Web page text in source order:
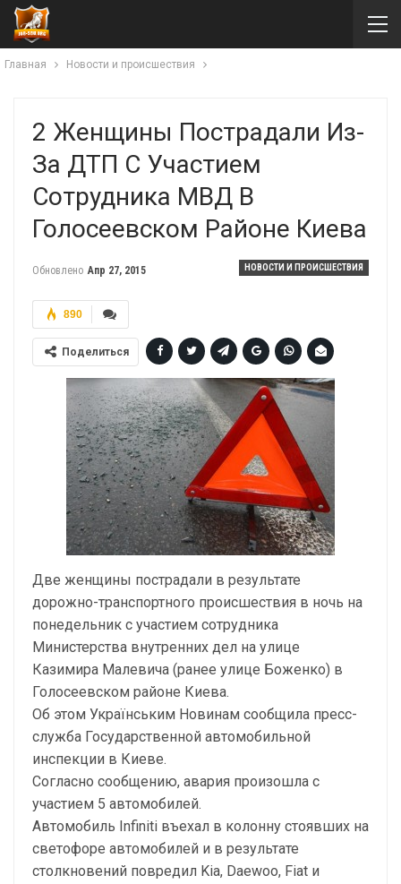
Главная Новости и происшествия
2 Женщины Пострадали Из-
За ДТП С Участием
Сотрудника МВД В
Голосеевском Районе Киева
НОВОСТИ И ПРОИСШЕСТВИЯ
Обновлено Апр 27, 2015
890
Поделиться
Две женщины пострадали в результате
дорожно-транспортного происшествия в ночь на
понедельник с участием сотрудника
Министерства внутренних дел на улице
Казимира Малевича (ранее улице Боженко) в
Голосеевском районе Киева.
Об этом Українським Новинам сообщила пресс-
служба Государственной автомобильной
инспекции в Киеве.
Согласно сообщению, авария произошла с
участием 5 автомобилей.
Автомобиль Infiniti въехал в колонну стоявших на
светофоре автомобилей и в результате
столкновений повредил Kia, Daewoo, Fiat и